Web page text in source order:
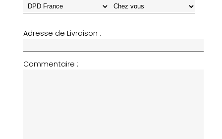
Adresse de Livraison :
Commentaire :